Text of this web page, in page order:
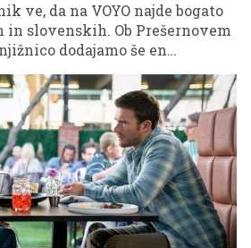
ve, da na VOYO najde bogato
slovenskih. Ob Prešernovem
dodajamo še en